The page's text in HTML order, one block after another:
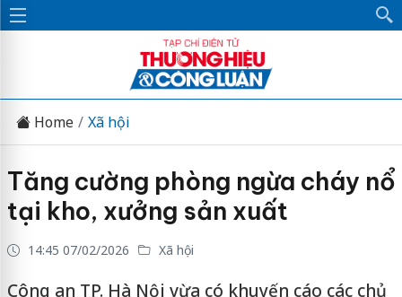
Home Xã hội
Tăng cường phòng ngừa cháy nổ
tại kho, xưởng sản xuất
14:45 07/02/2026 Xã hội
Công an TP. Hà Nội vừa có khuyến cáo các chủ